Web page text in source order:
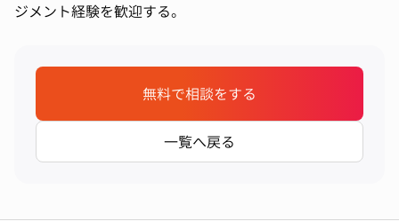
ジメント経験を歓迎する。
無料で相談をする
一覧へ戻る